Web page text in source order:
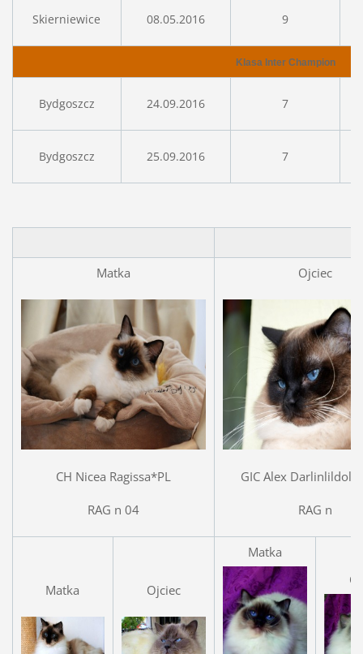
Skierniewice 08.05.2016 9
Klasa Inter Champion
Bydgoszcz 24.09.2016 7
Bydgoszcz 25.09.2016 7
Matka
CH Nicea Ragissa*PL
RAG n 04
Ojciec
GIC Alex Darlinlildols
RAG n
Matka Ojciec
Matka